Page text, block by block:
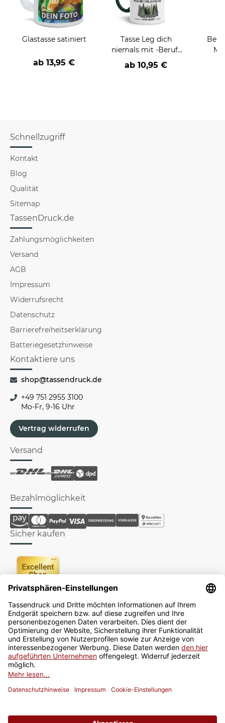
Glastasse satiniert
ab 13,95 €
Tasse Leg dich
niemals mit -Beruf-
an
ab 10,95 €
Schnellzugriff
Kontakt
Blog
Qualität
Sitemap
TassenDruck.de
Zahlungsmöglichkeiten
Versand
AGB
Impressum
Widerrufsrecht
Datenschutz
Barrierefreiheitserklärung
Batteriegesetzhinweise
Kontaktiere uns
shop@tassendruck.de
+49 751 2955 3100
Mo-Fr, 9-16 Uhr
Vertrag widerrufen
Versand
Bezahlmöglichkeit
Sicher kaufen
Newsletter